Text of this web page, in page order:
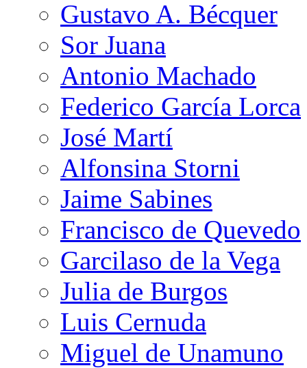
Gustavo A. Bécquer
Sor Juana
Antonio Machado
Federico García Lorca
José Martí
Alfonsina Storni
Jaime Sabines
Francisco de Quevedo
Garcilaso de la Vega
Julia de Burgos
Luis Cernuda
Miguel de Unamuno